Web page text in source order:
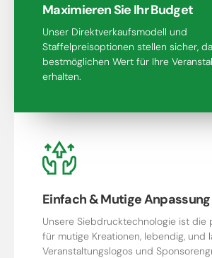
Maximieren Sie Ihr Budget
Unser Direktverkaufsmodell und
Staffelpreisoptionen stellen sicher,
bestmöglichen Wert für Ihre
erhalten.
Einfach & Mutige Anpassung
Unsere Siebdrucktechnologie ist die
für mutige Kreationen, lebendig, und
Veranstaltungslogos und